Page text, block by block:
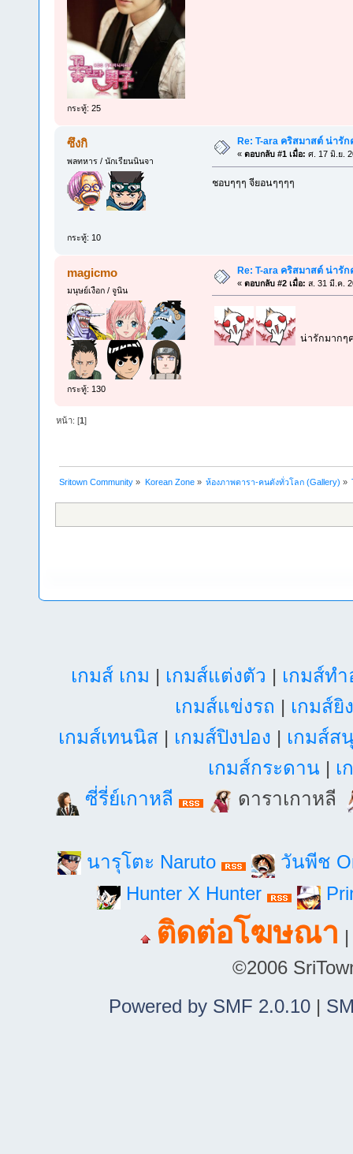
กระทู้: 25
ซึงกิ
พลทหาร / นักเรียนนินจา
กระทู้: 10
Re: T-ara คริสมาสต์ น่ารัก
« ตอบกลับ #1 เมื่อ: ศ. 17 มิ.ย.
ชอบๆๆๆ จียอนๆๆๆๆ
magicmo
มนุษย์เงือก / จูนิน
กระทู้: 130
Re: T-ara คริสมาสต์ น่ารัก
« ตอบกลับ #2 เมื่อ: ส. 31 มี.ค.
น่ารักมากๆ
หน้า: [1]
Sritown Community » Korean Zone» ห้องภาพดารา-คนดังทั่วโลก (Gallery) »
เกมส์ เกม | เกมส์แต่งตัว | เกมส์ท
เกมส์แข่งรถ | เกมส์ยิ
เกมส์เทนนิส| เกมส์ปิงปอง | เกมส์ส
เกมส์กระดาน | เ
ซี่รี่ย์เกาหลี
ดาราเกาหลี
นารุโตะ Naruto
วันพีช
Hunter X Hunter
ติดต่อโฆษณา
©2006
Powered by SMF 2.0.10|